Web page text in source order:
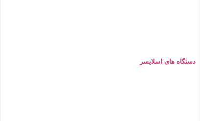
دستگاه های اسلایسر